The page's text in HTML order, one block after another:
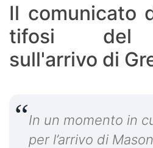
Il comunicato
tifosi del
sull'arrivo di
In un momento in
per l’arrivo di